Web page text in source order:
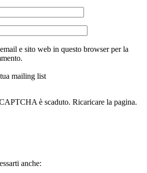
e sito web in questo browser per la
mailing list
è scaduto. Ricaricare la pagina.
anche: